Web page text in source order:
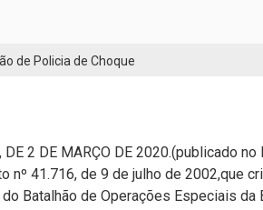
de Policia de Choque
DE 2 DE MARÇO DE 2020.(publicado
nº 41.716, de 9 de julho de 2002,que
Batalhão de Operações Especiais da